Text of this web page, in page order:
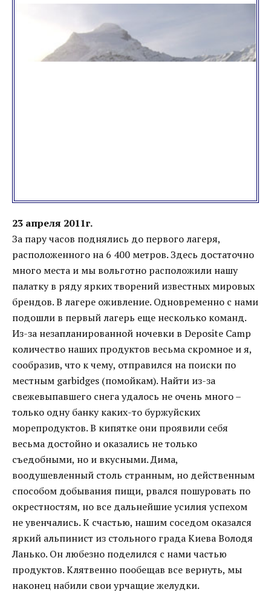
23 апреля 2011г.
За пару часов поднялись до первого лагеря,
расположенного на 6 400 метров. Здесь достаточно
много места и мы вольготно расположили нашу
палатку в ряду ярких творений известных мировых
брендов. В лагере оживление. Одновременно с нами
подошли в первый лагерь еще несколько команд.
Из-за незапланированной ночевки в Deposite Camp
количество наших продуктов весьма скромное и я,
сообразив, что к чему, отправился на поиски по
местным garbidges (помойкам). Найти из-за
свежевыпавшего снега удалось не очень много –
только одну банку каких-то буржуйских
морепродуктов. В кипятке они проявили себя
весьма достойно и оказались не только
съедобными, но и вкусными. Дима,
воодушевленный столь странным, но действенным
способом добывания пищи, рвался пошуровать по
окрестностям, но все дальнейшие усилия успехом
не увенчались. К счастью, нашим соседом оказался
яркий альпинист из стольного града Киева Володя
Ланько. Он любезно поделился с нами частью
продуктов. Клятвенно пообещав все вернуть, мы
наконец набили свои урчащие желудки.